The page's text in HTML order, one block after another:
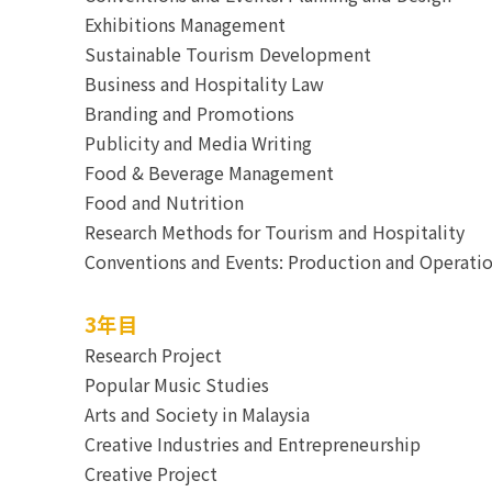
Exhibitions Management
Sustainable Tourism Development
Business and Hospitality Law
Branding and Promotions
Publicity and Media Writing
Food & Beverage Management
Food and Nutrition
Research Methods for Tourism and Hospitality
Conventions and Events: Production and
3年目
Research Project
Popular Music Studies
Arts and Society in Malaysia
Creative Industries and Entrepreneurship
Creative Project